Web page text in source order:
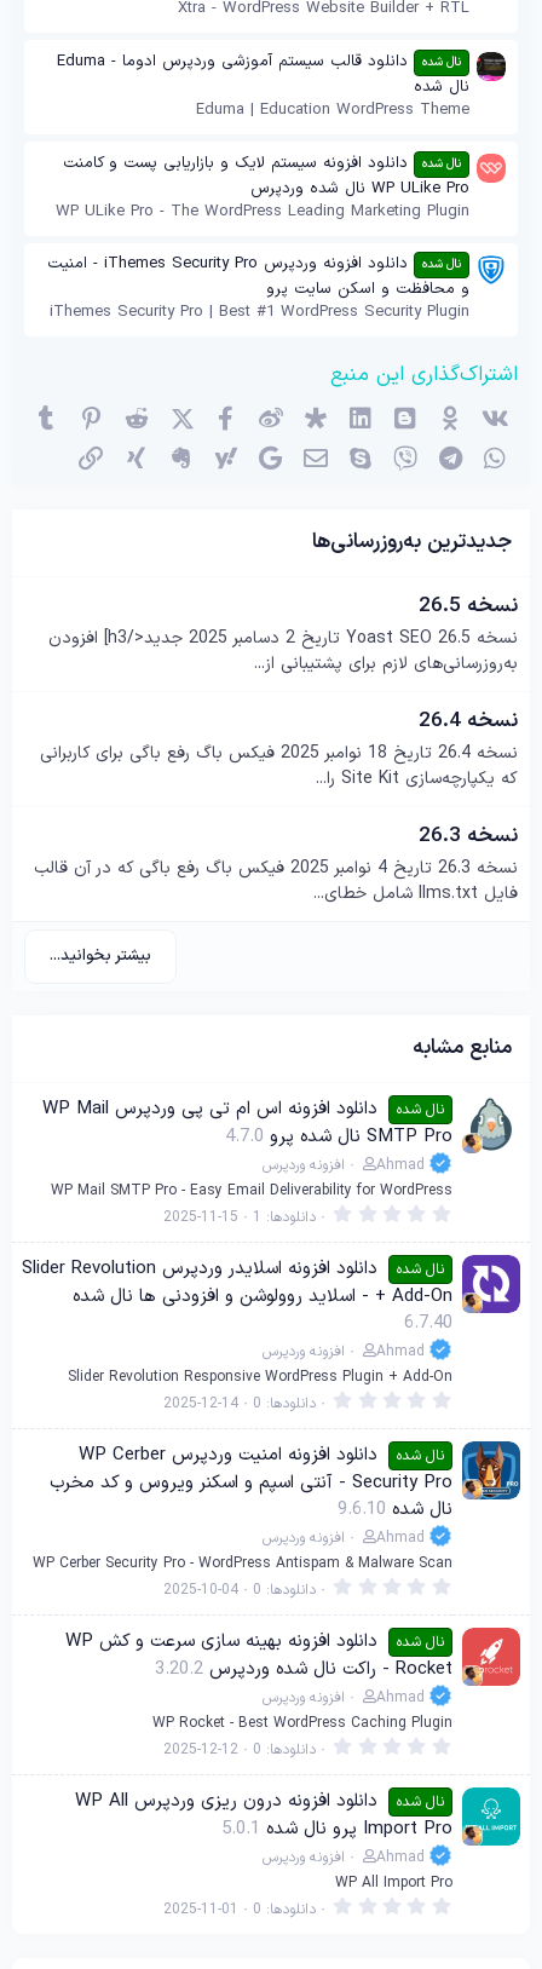
Xtra - WordPress Website Builder + RTL
نال شده
دانلود قالب سیستم آموزشی وردپرس ادوما - Eduma
نال شده
Eduma | Education WordPress Theme
نال شده
دانلود افزونه سیستم لایک و بازاریابی پست و کامنت
WP ULike Pro نال شده وردپرس
WP ULike Pro - The WordPress Leading Marketing Plugin
نال شده
دانلود افزونه وردپرس iThemes Security Pro - امنیت
و محافظت و اسکن سایت پرو
iThemes Security Pro | Best #1 WordPress Security Plugin
اشتراک‌گذاری این منبع
وی‌کی اوکی (OK) بلاگر لینکدین دیاسپورا ویبو فیسبوک ردیت پینترست
واتساپ
تلگرام وایبر اسکایپ ایمیل گوگل یاهو اِورنُت زینگ
جدیدترین به‌روزرسانی‌ها
نسخه 26.5
نسخه 26.5 Yoast SEO تاریخ 2 دسامبر 2025 جدید</h3] افزودن
به‌روزرسانی‌های لازم برای پشتیبانی از...
نسخه 26.4
نسخه 26.4 تاریخ 18 نوامبر 2025 فیکس باگ رفع باگی برای کاربرانی
که یکپارچه‌سازی Site Kit را...
نسخه 26.3
نسخه 26.3 تاریخ 4 نوامبر 2025 فیکس باگ رفع باگی که در آن قالب
فایل llms.txt شامل خطای...
بیشتر بخوانید...
منابع مشابه
نال شده
دانلود افزونه اس ام تی پی وردپرس WP Mail
SMTP Pro نال شده پرو
4.7.0
Ahmad
افزونه وردپرس
WP Mail SMTP Pro - Easy Email Deliverability for WordPress
0
0
0
س
ت
ه
دانلودها 1
2025-11-15
نال شده
دانلود افزونه اسلایدر وردپرس Slider Revolution
+ Add-On - اسلاید روولوشن و افزودنی ها نال شده
6.7.40
Ahmad
افزونه وردپرس
Slider Revolution Responsive WordPress Plugin + Add-On
0
0
0
س
ت
ه
دانلودها 0
2025-12-14
نال شده
دانلود افزونه امنیت وردپرس WP Cerber
Security Pro - آنتی اسپم و اسکنر ویروس و کد مخرب
نال شده 9.6.10
Ahmad
افزونه وردپرس
WP Cerber Security Pro - WordPress Antispam & Malware Scan
0
0
0
س
ت
ر
ه
دانلودها 0
2025-10-04
نال شده
دانلود افزونه بهینه سازی سرعت و کش WP
Rocket - راکت نال شده وردپرس
3.20.2
Ahmad
افزونه وردپرس
WP Rocket - Best WordPress Caching Plugin
0
0
0
س
ت
ا
ر
دانلودها 0
2025-12-12
نال شده
دانلود افزونه درون ریزی وردپرس WP All
Import Pro پرو نال شده
5.0.1
Ahmad
افزونه وردپرس
WP All Import Pro
0 دانلودها 0
2025-11-01